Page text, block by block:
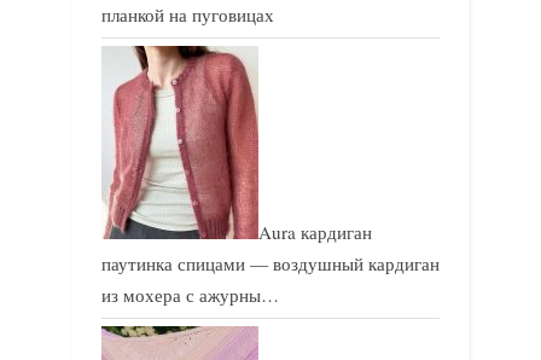
планкой на пуговицах
Aura кардиган
паутинка спицами — воздушный кардиган
из мохера с ажурны…